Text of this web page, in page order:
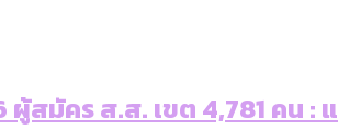
ผู้สมัคร ส.ส. เขต 4,781 คน